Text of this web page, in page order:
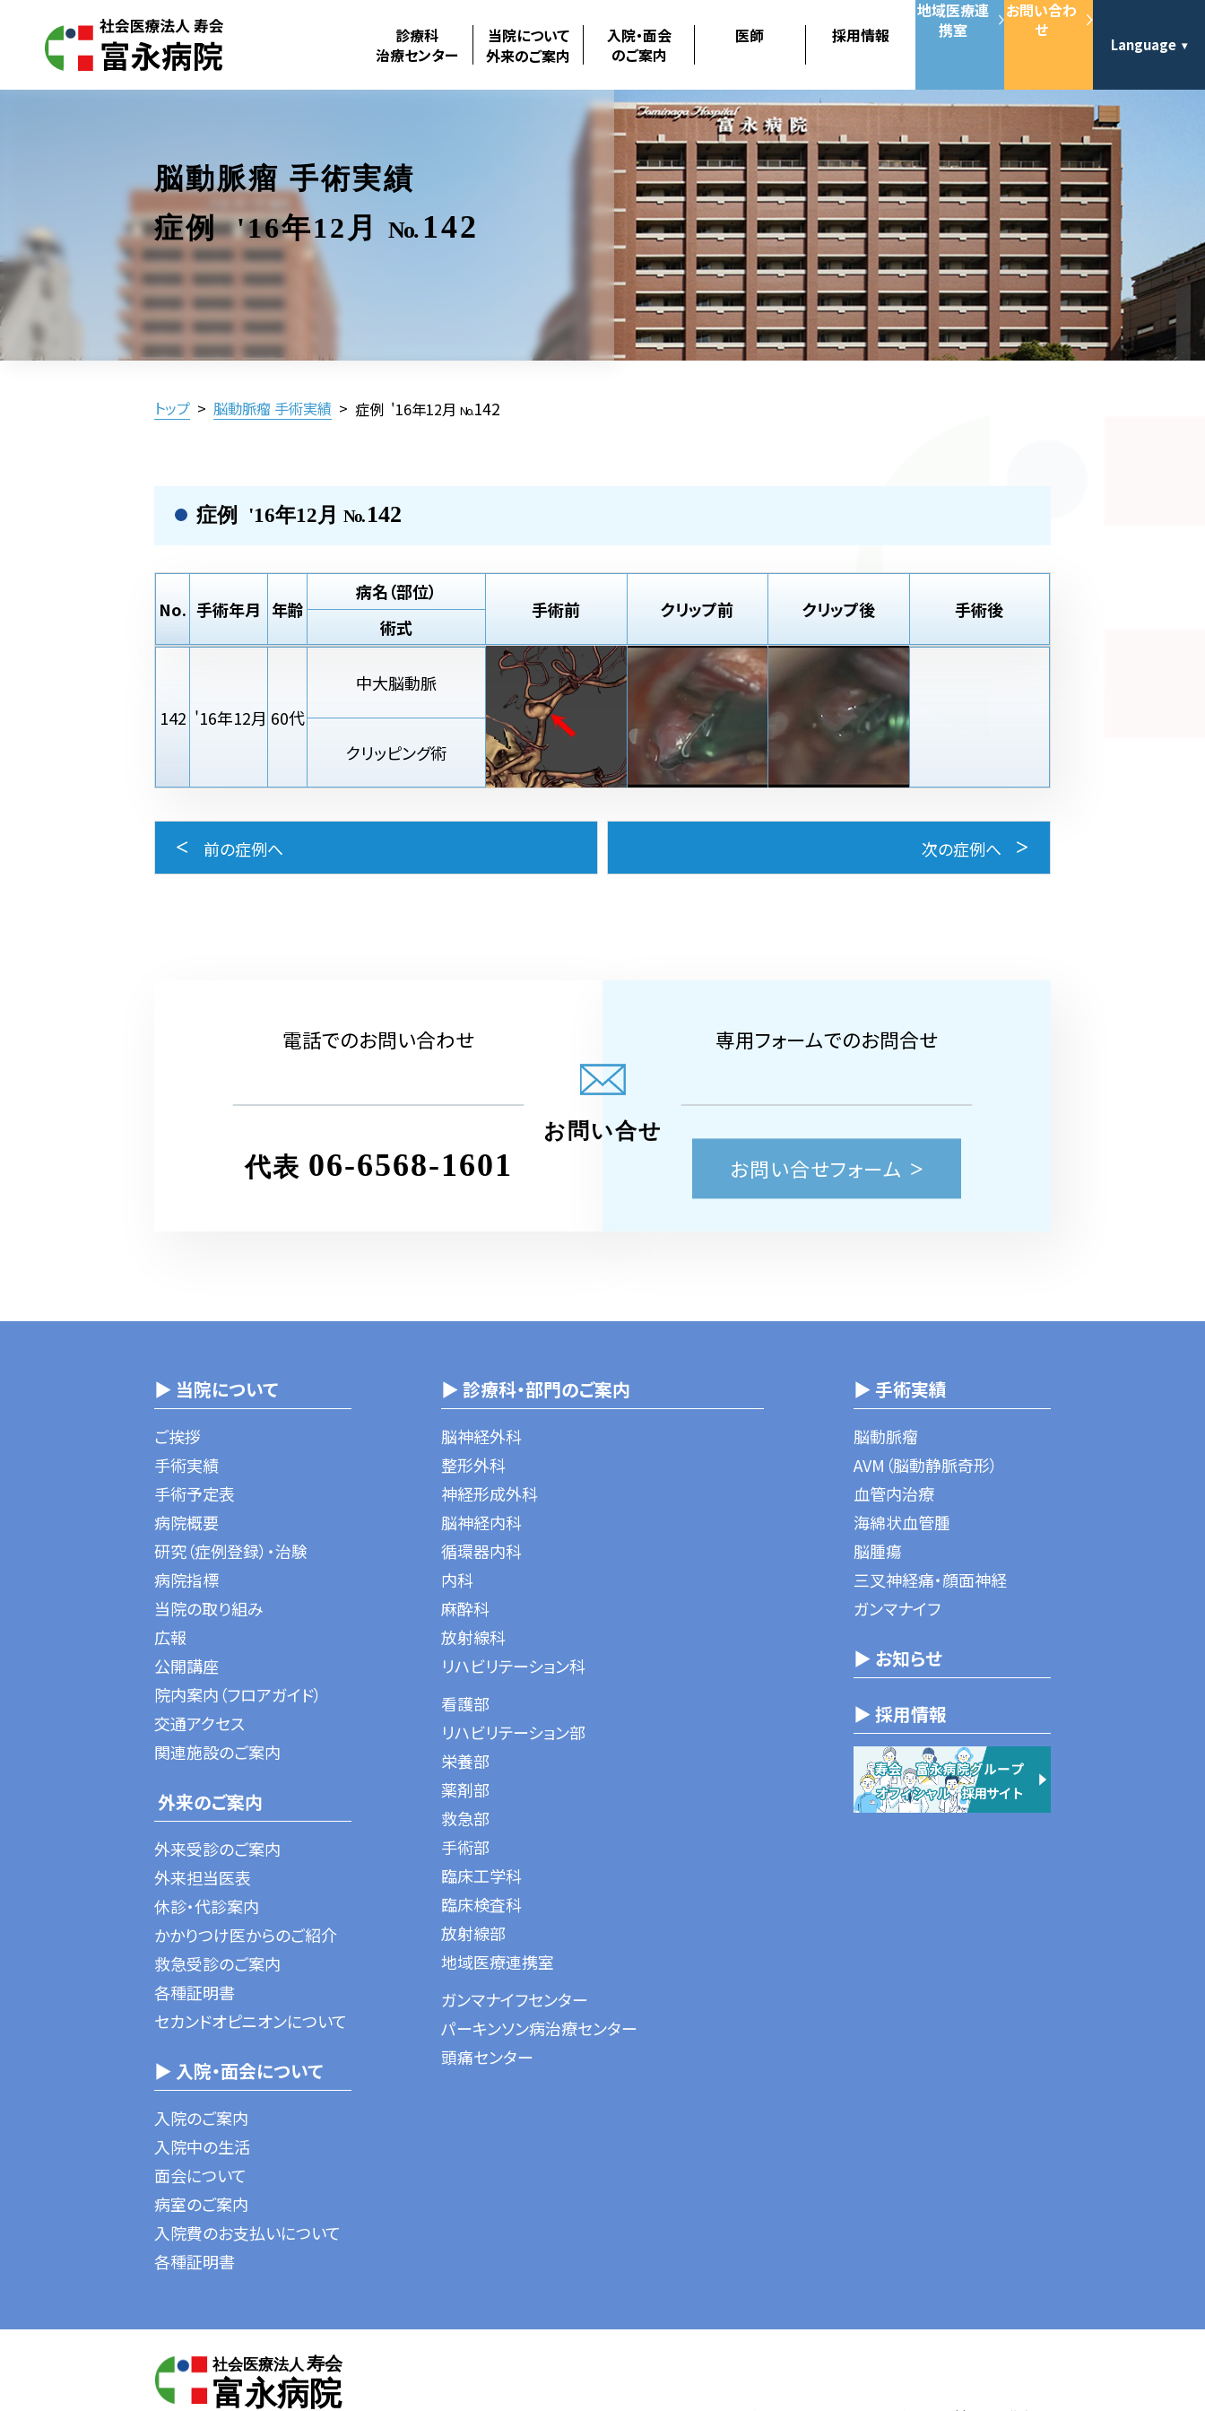
診療科
治療センター
当院について
外来のご案内
入院・面会
のご案内
医師 採用情報
地域医療連
携室
お問い合わ
せ
Language
脳動脈瘤 手術実績
症例 '16年12月
No. 142
トップ > 脳動脈瘤 手術実績 > 症例 '16年12月No.142
症例 '16年12月 No.142
No. 手術年月 年齢
病名（部位）
術式
手術前 クリップ前 クリップ後 手術後
142 '16年12月 60代
中大脳動脈
クリッピング術
前の症例へ 次の症例へ
電話でのお問い合わせ
代表 06-6568-1601
専用フォームでのお問合せ
お問い合せフォーム
お問い合せ
▶ 当院について
ご挨拶
手術実績
手術予定表
病院概要
研究（症例登録）・治験
病院指標
当院の取り組み
広報
公開講座
院内案内（フロアガイド）
交通アクセス
関連施設のご案内
外来のご案内
外来受診のご案内
外来担当医表
休診・代診案内
かかりつけ医からのご紹介
救急受診のご案内
各種証明書
セカンドオピニオンについて
▶ 入院・面会について
入院のご案内
入院中の生活
面会について
病室のご案内
入院費のお支払いについて
各種証明書
▶ 診療科・部門のご案内
脳神経外科
整形外科
神経形成外科
脳神経内科
循環器内科
内科
麻酔科
放射線科
リハビリテーション科
看護部
リハビリテーション部
栄養部
薬剤部
救急部
手術部
臨床工学科
臨床検査科
放射線部
地域医療連携室
ガンマナイフセンター
パーキンソン病治療センター
頭痛センター
▶ 手術実績
脳動脈瘤
AVM（脳動静脈奇形）
血管内治療
海綿状血管腫
脳腫瘍
三叉神経痛・顔面神経
ガンマナイフ
▶ お知らせ
▶ 採用情報
社会医療法人 寿会
富永病院